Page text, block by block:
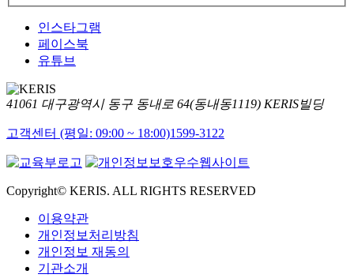
인스타그램
페이스북
유튜브
41061 대구광역시 동구 동내로 64(동내동1119) KERIS빌딩
고객센터 (평일: 09:00 ~ 18:00)1599-3122
Copyright© KERIS. ALL RIGHTS RESERVED
이용약관
개인정보처리방침
개인정보 재동의
기관소개